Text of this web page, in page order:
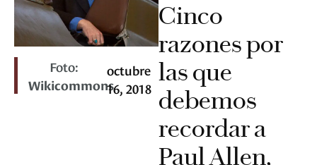
Foto:
Wikicommons
octubre
16, 2018
Cinco
razones por
las que
debemos
recordar a
Paul Allen,